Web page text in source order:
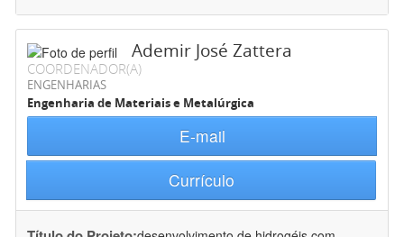
Ademir José Zattera
COORDENADOR(A)
ENGENHARIAS
Engenharia de Materiais e Metalúrgica
E-mail
Currículo